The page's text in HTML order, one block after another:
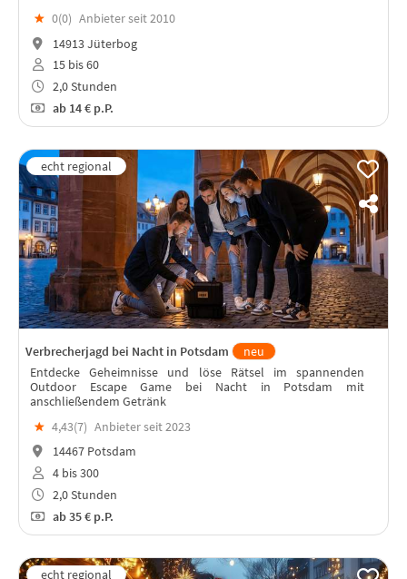
Kloster Zinna ein!
★ 0(0) Anbieter seit 2010
14913 Jüterbog
15 bis 60
2,0 Stunden
ab14 € p.P.
Verbrecherjagd bei Nacht in Potsdam
neu
Entdecke Geheimnisse und löse Rätsel im spannenden
Outdoor Escape Game bei Nacht in Potsdam mit
anschließendem Getränk
★ 4,43(7) Anbieter seit 2023
14467 Potsdam
4 bis 300
2,0 Stunden
ab35 € p.P.